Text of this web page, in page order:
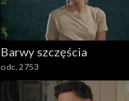
Barwy szczęścia
odc. 2753